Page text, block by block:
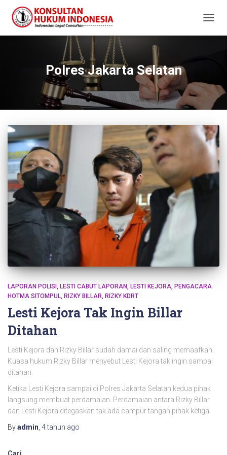
Polres Jakarta Selatan
LAPORAN POLISI LESTI CABUT LAPORAN LESTI KEJORA PENGACARA
HOTMA SITOMPUL RIZKY BILLAR RIZKY KDRT
Lesti Kejora Tak Ingin Billar
Ditahan
Lesti Kejora dan Rizky Billar sudah damai dan saling memaafkan.
Kuasa hukum Rizky Billar menyebut Lesti Kejora tak ingin sampai
ditahan.
Ketika Lesti Kejora sampai di Polres Jakarta Selatan kedua pihak
langsung membuat perdamaian. Perdamaian antara Rizky Billar
dan Lesti Kejora ditegaskan tak ada campur tangan pihak ketiga.
Byadmin 4 tahun ago
Cari